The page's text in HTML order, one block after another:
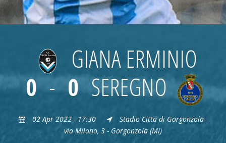
GIANA ERMINIO
0 - 0 SEREGNO
02 Apr 2022 - 17:30
Stadio Città di Gorgonzola -
via Milano, 3 - Gorgonzola (MI)